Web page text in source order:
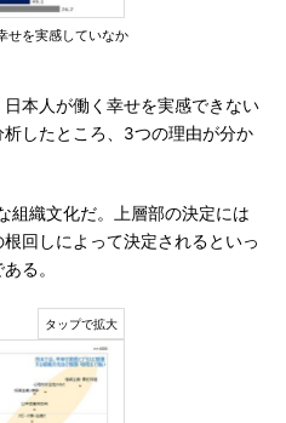
せを実感していなか
本人が働く幸せを実感できない
したところ、3つの理由が分か
組織文化だ。上層部の決定には
回しによって決定されるといっ
る。